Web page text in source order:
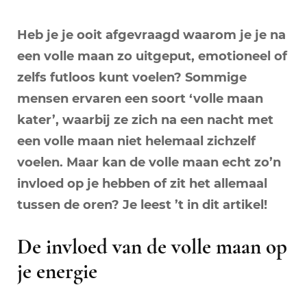
Heb je je ooit afgevraagd waarom je je na
een volle maan zo uitgeput, emotioneel of
zelfs futloos kunt voelen? Sommige
mensen ervaren een soort ‘volle maan
kater’, waarbij ze zich na een nacht met
een volle maan niet helemaal zichzelf
voelen. Maar kan de volle maan echt zo’n
invloed op je hebben of zit het allemaal
tussen de oren? Je leest ’t in dit artikel!
De invloed van de volle maan op
je energie